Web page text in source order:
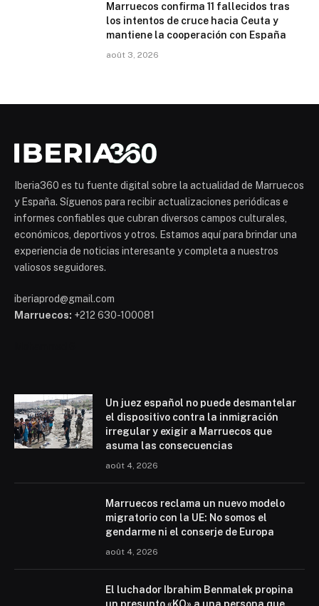
Marruecos confirma 11 fallecidos tras
los intentos de cruce hacia Ceuta y
mantiene la cooperación con España
août 3, 2026
Iberia360 es tu fuente digital sobre la actualidad de Marruecos
y España. Síguenos para recibir actualizaciones periódicas e
informes confiables que cubran diversos campos culturales,
económicos, deportivos y otros. Estamos aquí para brindar una
experiencia de noticias interesante y completa a nuestros
valiosos seguidores.
iberiaprod@gmail.com
Marruecos: +212 630-100081
Un juez español no puede desmantelar
el dispositivo contra la inmigración
irregular y exigir a Marruecos que
asuma las consecuencias
août 4, 2026
Marruecos reclama un nuevo modelo
migratorio con la UE: No somos el
gendarme ni el conserje de Europa
août 4, 2026
El luchador Ibrahim Benmalek propina